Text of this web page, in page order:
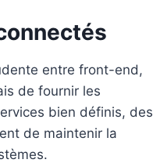
entre front-end,
de fournir les
bien définis, des
de maintenir la